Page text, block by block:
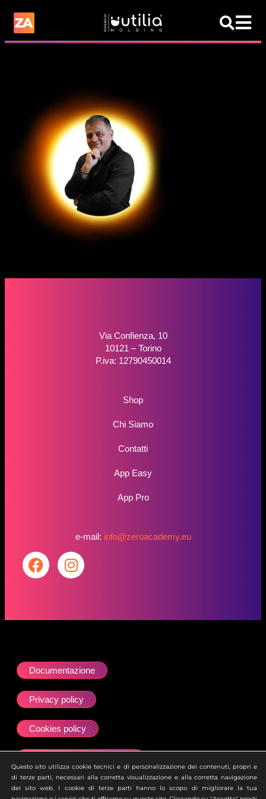
Via Confienza, 10
10121 – Torino
P.iva: 12790450014
Shop
Chi Siamo
Contatti
App Easy
App Pro
e-mail: info@zeroacademy.eu
Documentazione
Privacy policy
Cookies policy
Site map
Questo sito utilizza cookie tecnici e di personalizzazione dei contenuti, propri e
di terze parti, necessari alla corretta visualizzazione e alla corretta navigazione
del sito web. I cookie di terze parti hanno lo scopo di migliorare la tua